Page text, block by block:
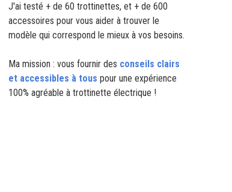
J'ai testé + de 60 trottinettes, et + de 600
accessoires pour vous aider à trouver le
modèle qui correspond le mieux à vos besoins.
Ma mission : vous fournir des conseils clairs
et accessibles à tous pour une expérience
100% agréable à trottinette électrique !